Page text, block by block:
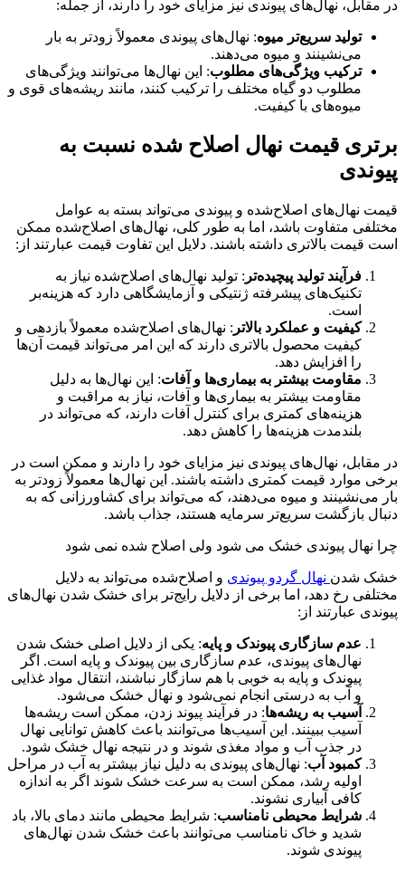
در مقابل، نهال‌های پیوندی نیز مزایای خود را دارند، از جمله:
تولید سریع‌تر میوه: نهال‌های پیوندی معمولاً زودتر به بار
می‌نشینند و میوه می‌دهند.
ترکیب ویژگی‌های مطلوب: این نهال‌ها می‌توانند ویژگی‌های
مطلوب دو گیاه مختلف را ترکیب کنند، مانند ریشه‌های قوی و
میوه‌های با کیفیت.
برتری قیمت نهال اصلاح شده نسبت به
پیوندی
قیمت نهال‌های اصلاح‌شده و پیوندی می‌تواند بسته به عوامل
مختلفی متفاوت باشد، اما به طور کلی، نهال‌های اصلاح‌شده ممکن
است قیمت بالاتری داشته باشند. دلایل این تفاوت قیمت عبارتند از :
فرآیند تولید پیچیده‌تر : تولید نهال‌های اصلاح‌شده نیاز به
تکنیک‌های پیشرفته ژنتیکی و آزمایشگاهی دارد که هزینه‌بر
است.
کیفیت و عملکرد بالاتر : نهال‌های اصلاح‌شده معمولاً بازدهی و
کیفیت محصول بالاتری دارند که این امر می‌تواند قیمت آن‌ها
را افزایش دهد.
مقاومت بیشتر به بیماری‌ها و آفات: این نهال‌ها به دلیل
مقاومت بیشتر به بیماری‌ها و آفات، نیاز به مراقبت و
هزینه‌های کمتری برای کنترل آفات دارند، که می‌تواند در
بلندمدت هزینه‌ها را کاهش دهد.
در مقابل، نهال‌های پیوندی نیز مزایای خود را دارند و ممکن است در
برخی موارد قیمت کمتری داشته باشند. این نهال‌ها معمولاً زودتر به
بار می‌نشینند و میوه می‌دهند، که می‌تواند برای کشاورزانی که به
دنبال بازگشت سریع‌تر سرمایه هستند، جذاب باشد.
چرا نهال پیوندی خشک می شود ولی اصلاح شده نمی شود
خشک شدن نهال‌ گردو پیوندی و اصلاح‌شده می‌تواند به دلایل
مختلفی رخ دهد، اما برخی از دلایل رایج‌تر برای خشک شدن نهال‌های
پیوندی عبارتند از :
عدم سازگاری پیوندک و پایه: یکی از دلایل اصلی خشک شدن
نهال‌های پیوندی، عدم سازگاری بین پیوندک و پایه است. اگر
پیوندک و پایه به خوبی با هم سازگار نباشند، انتقال مواد غذایی
و آب به درستی انجام نمی‌شود و نهال خشک می‌شود.
آسیب به ریشه‌ها: در فرآیند پیوند زدن، ممکن است ریشه‌ها
آسیب ببینند. این آسیب‌ها می‌توانند باعث کاهش توانایی نهال
در جذب آب و مواد مغذی شوند و در نتیجه نهال خشک شود.
کمبود آب: نهال‌های پیوندی به دلیل نیاز بیشتر به آب در مراحل
اولیه رشد، ممکن است به سرعت خشک شوند اگر به اندازه
کافی آبیاری نشوند.
شرایط محیطی نامناسب: شرایط محیطی مانند دمای بالا، باد
شدید و خاک نامناسب می‌توانند باعث خشک شدن نهال‌های
پیوندی شوند.